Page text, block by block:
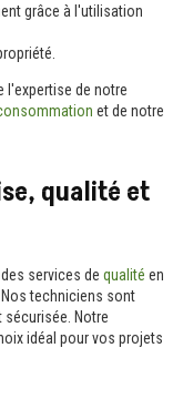
grâce à l'utilisation
l'expertise de notre
et de notre
qualité et
services de qualité en
techniciens sont
Notre
idéal pour vos projets